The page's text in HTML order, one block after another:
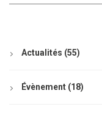
Actualités (55)
Évènement (18)